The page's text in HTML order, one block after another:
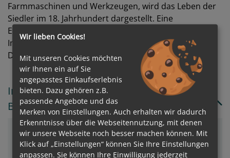
Farmmaschinen und Werkzeugen, wird das Leben der
Siedler im 18. Jahrhundert dargestellt. Eine
Einraumschule (ca. 1920) ist ebenfalls zu besichtigen.
Im Sommer gibt es zudem Darbietungen im Square
Dance und Konzerte.
In welchem Land/Insel liegt Baddeck (Cape
Breton Island), Nova Scotia?
Kanada
Wir lieben Cookies!
Mit unseren Cookies möchten
wir Ihnen ein auf Sie
angepasstes Einkaufserlebnis
bieten. Dazu gehören z.B.
passende Angebote und das
Merken von Einstellungen. Auch erhalten wir dadurch
Erkenntnisse über die Webseitennutzung, mit denen
wir unsere Webseite noch besser machen können. Mit
Klick auf „Einstellungen“ können Sie Ihre Einstellungen
anpassen. Sie können Ihre Einwilligung jederzeit